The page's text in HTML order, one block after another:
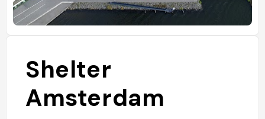
Shelter
Amsterdam